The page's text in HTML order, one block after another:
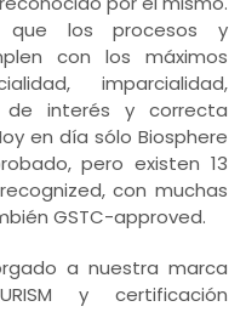
que los procesos y
con los máximos
imparcialidad,
de interés y correcta
en día sólo Biosphere
pero existen 13
con muchas
GSTC-approved.
a nuestra marca
y certificación